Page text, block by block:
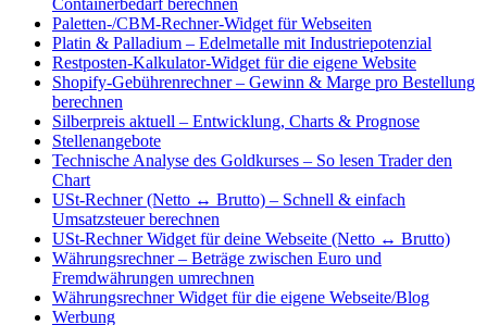
Paletten-/CBM-Rechner-Widget für Webseiten
Platin & Palladium – Edelmetalle mit Industriepotenzial
Restposten-Kalkulator-Widget für die eigene Website
Shopify-Gebührenrechner – Gewinn & Marge pro Bestellung
berechnen
Silberpreis aktuell – Entwicklung, Charts & Prognose
Stellenangebote
Technische Analyse des Goldkurses – So lesen Trader den
Chart
USt-Rechner (Netto ↔ Brutto) – Schnell & einfach
Umsatzsteuer berechnen
USt-Rechner Widget für deine Webseite (Netto ↔ Brutto)
Währungsrechner – Beträge zwischen Euro und
Fremdwährungen umrechnen
Währungsrechner Widget für die eigene Webseite/Blog
Werbung